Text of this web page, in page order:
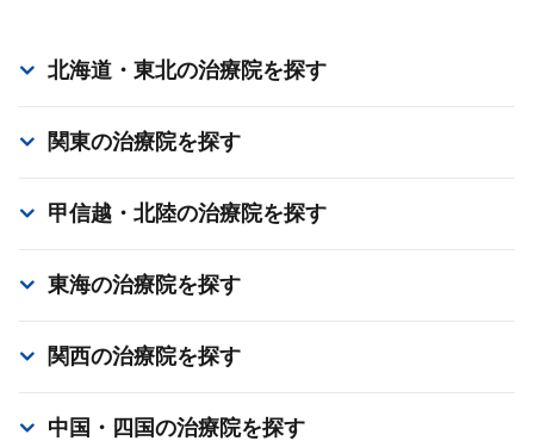
北海道・東北の治療院を探す
関東の治療院を探す
甲信越・北陸の治療院を探す
東海の治療院を探す
関西の治療院を探す
中国・四国の治療院を探す